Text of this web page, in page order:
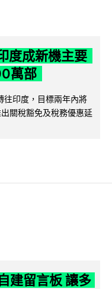
度成新機主要
萬部
印度，目標兩年內將
關稅豁免及稅務優惠延
建留言板 讓多